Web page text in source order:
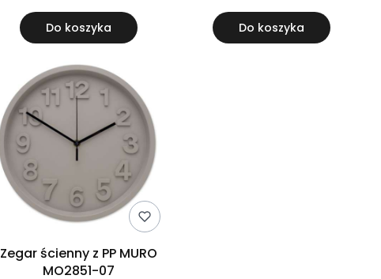
Do koszyka Do koszyka
Zegar ścienny z PP MURO
MO2851-07